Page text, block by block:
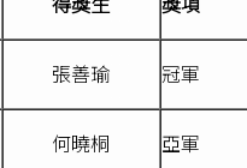
得獎生 獎項
張善瑜 冠軍
何曉桐 亞軍